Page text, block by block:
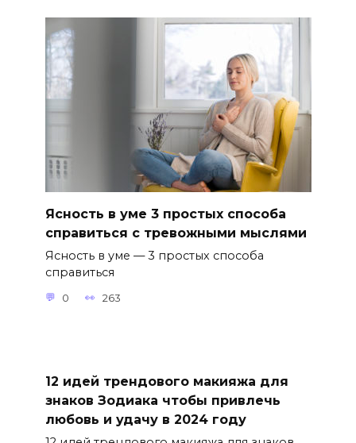
Ясность в уме 3 простых способа
справиться с тревожными мыслями
Ясность в уме — 3 простых способа
справиться
0 263
12 идей трендового макияжа для
знаков Зодиака чтобы привлечь
любовь и удачу в 2024 году